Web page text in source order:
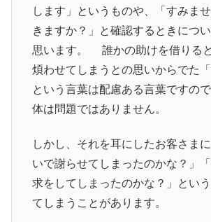
します」というものや、「すみま
きますか？」と確認するときにつ
思います。 誰かの助けを借りる
煩わせてしまうとの思いからでた「
という言葉は配慮ある言葉ですの
体は問題ではありません。
しかし、それを耳にしたお客さま
いで謝らせてしまったのかな？」
求をしてしまったのかな？」とい
てしまうことがあります。